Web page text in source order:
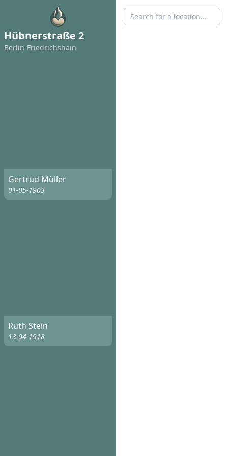
Hübnerstraße 2
Berlin-Friedrichshain
Gertrud Müller
01-05-1903
Ruth Stein
13-04-1918